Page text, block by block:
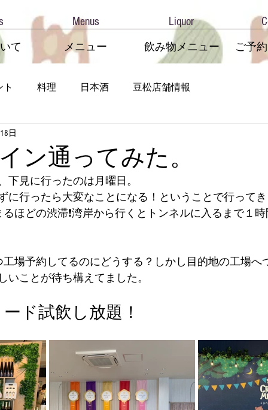
て メニュー 飲み物メニュー ご予
Menus Liquor
料理 日本酒 豆松店舗情報
ン通ってみた。
日
下見に行ったのは月曜日。
に行ったら大変なことになる！ということで行って
ほどの渋滞❗️湾岸から行くとトンネルに入るまで１
場予約してるのにどうする？しかし目的地の工場へ
いことが待ち構えてました。
ド試飲し放題！